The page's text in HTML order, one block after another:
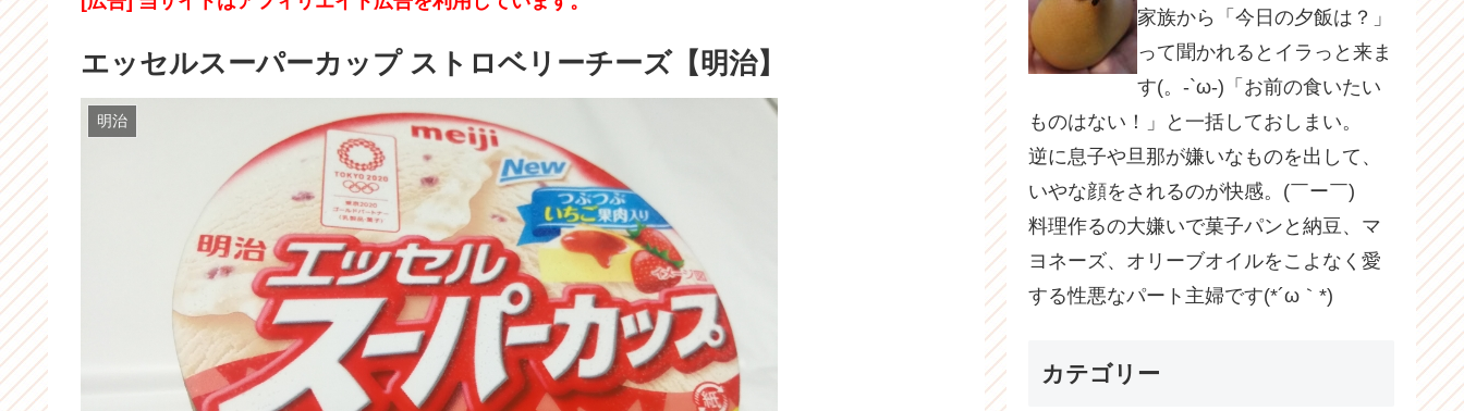
エッセルスーパーカップ ストロベリーチーズ【明治】
明治
家族から「今日の夕飯は？」
って聞かれるとイラっと来ま
す(。-`ω-)「お前の食いたい
ものはない！」と一括しておしまい。
逆に息子や旦那が嫌いなものを出して、
いやな顔をされるのが快感。(￣ー￣)
料理作るの大嫌いで菓子パンと納豆、マ
ヨネーズ、オリーブオイルをこよなく愛
する性悪なパート主婦です(*´ω｀*)
カテゴリー